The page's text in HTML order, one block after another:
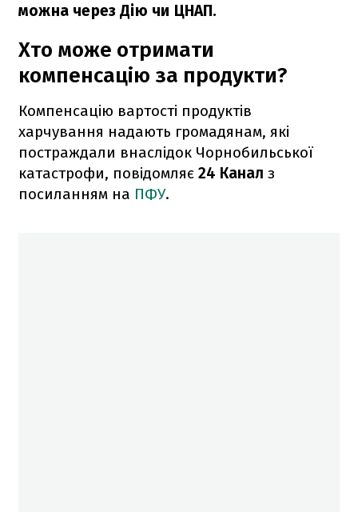
можна через Дію чи ЦНАП.
Хто може отримати
компенсацію за продукти?
Компенсацію вартості продуктів
харчування надають громадянам, які
постраждали внаслідок Чорнобильської
катастрофи, повідомляє 24 Канал з
посиланням на ПФУ.